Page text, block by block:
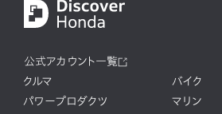
公式アカウント一覧
クルマ
バイク
パワープロダクツ
マリン